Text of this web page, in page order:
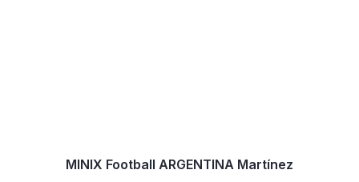
MINIX Football ARGENTINA Martínez